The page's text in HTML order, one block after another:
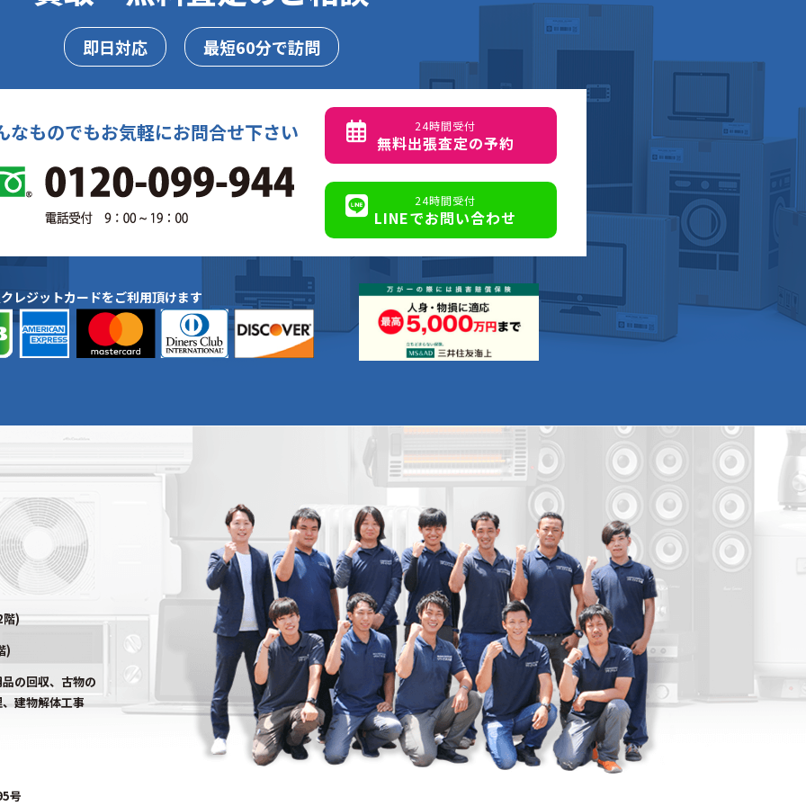
即日対応 最短60分で訪問
なものでもお気軽にお問合せ下さい 24時間受付
無料出張査定の予約
24時間受付
LINEでお問い合わせ
レジットカードをご利用頂けます
)
)
の回収、古物の
建物解体工事
号